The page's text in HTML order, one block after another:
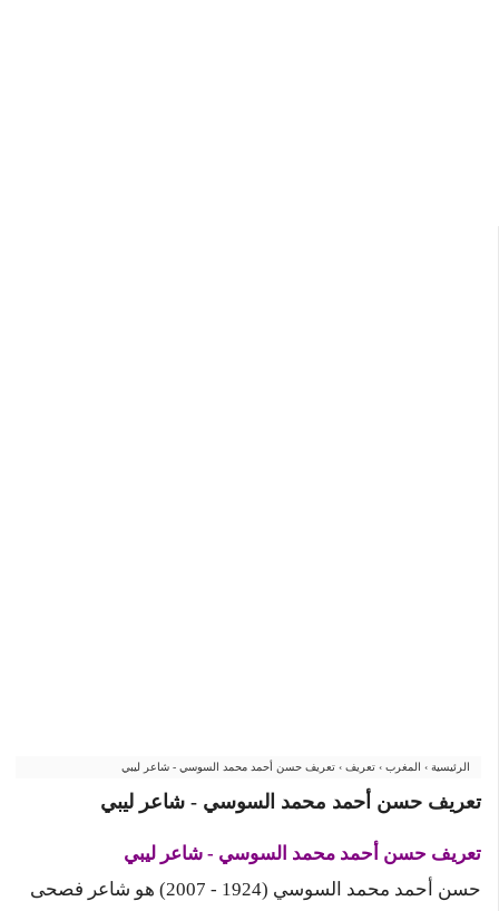
الرئيسية › المغرب › تعريف › تعريف حسن أحمد محمد السوسي - شاعر ليبي
تعريف حسن أحمد محمد السوسي - شاعر ليبي
تعريف حسن أحمد محمد السوسي - شاعر ليبي
حسن أحمد محمد السوسي (1924 - 2007) هو شاعر فصحى